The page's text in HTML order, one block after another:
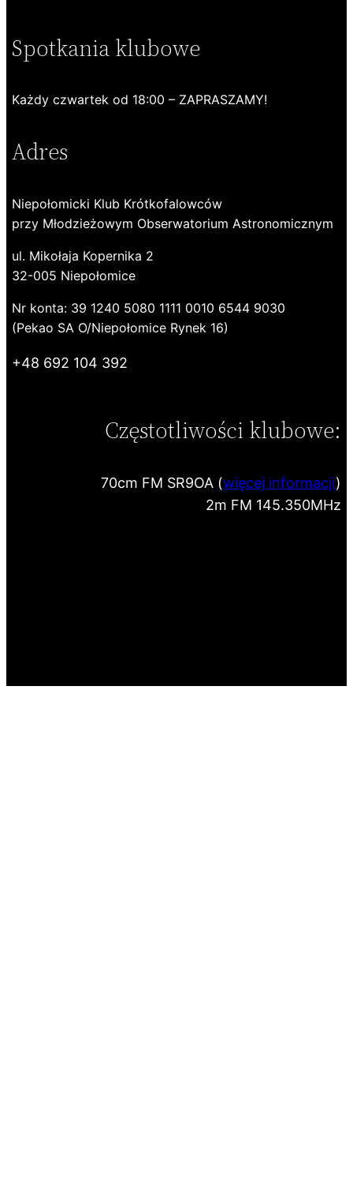
Spotkania klubowe
Każdy czwartek od 18:00 – ZAPRASZAMY!
Adres
Niepołomicki Klub Krótkofalowców
przy Młodzieżowym Obserwatorium Astronomicznym
ul. Mikołaja Kopernika 2
32-005 Niepołomice
Nr konta: 39 1240 5080 1111 0010 6544 9030
(Pekao SA O/Niepołomice Rynek 16)
+48 692 104 392
Częstotliwości klubowe:
70cm FM SR9OA (więcej informacji)
2m FM 145.350MHz